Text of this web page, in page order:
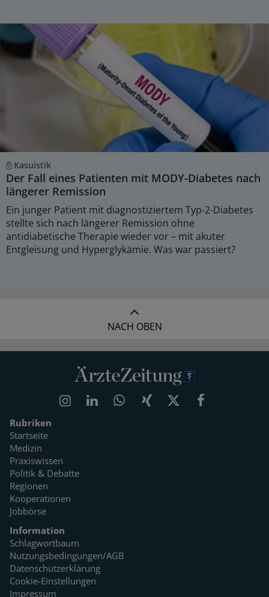
Kasuistik
Der Fall eines Patienten mit MODY-Diabetes nach
längerer Remission
Ein junger Patient mit diagnostiziertem Typ-2-Diabetes
stellte sich nach längerer Remission ohne
antidiabetische Therapie wieder vor – mit akuter
Entgleisung und Hyperglykämie. Was war passiert?
NACH OBEN
Rubriken
Startseite
Medizin
Praxiswissen
Politik & Debatte
Regionen
Kooperationen
Jobbörse
Information
Schlagwortbaum
Nutzungsbedingungen/AGB
Datenschutzerklärung
Cookie-Einstellungen
Impressum